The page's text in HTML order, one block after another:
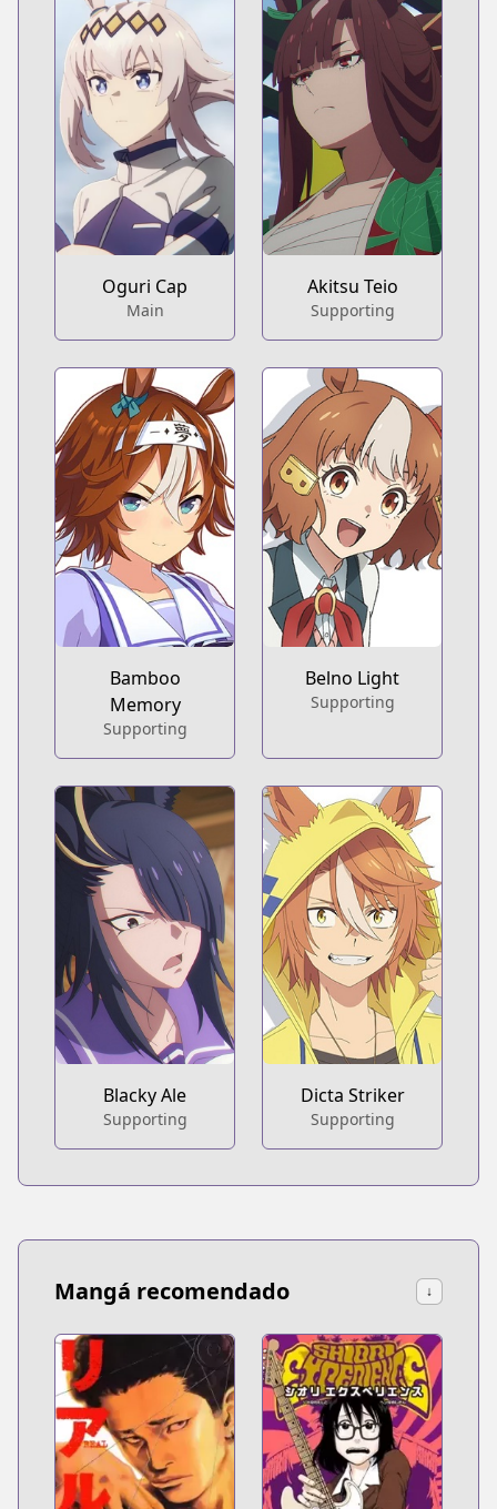
Oguri Cap
Main
Akitsu Teio
Supporting
Bamboo
Memory
Supporting
Belno Light
Supporting
Blacky Ale
Supporting
Dicta Striker
Supporting
Mangá recomendado ↓